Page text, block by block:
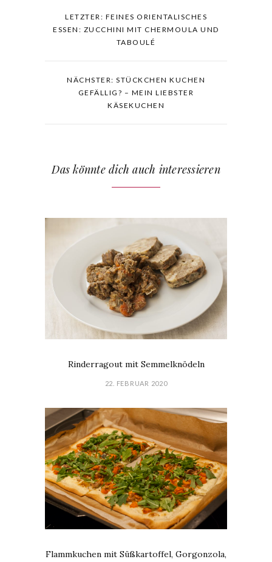
LETZTER: FEINES ORIENTALISCHES
ESSEN: ZUCCHINI MIT CHERMOULA UND
TABOULÉ
NÄCHSTER: STÜCKCHEN KUCHEN
GEFÄLLIG? – MEIN LIEBSTER
KÄSEKUCHEN
Das könnte dich auch interessieren
Rinderragout mit Semmelknödeln
22. FEBRUAR 2020
Flammkuchen mit Süßkartoffel, Gorgonzola,